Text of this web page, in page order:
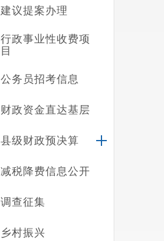
建议提案办理
行政事业性收费项
目
公务员招考信息
财政资金直达基层
县级财政预决算
减税降费信息公开
调查征集
乡村振兴